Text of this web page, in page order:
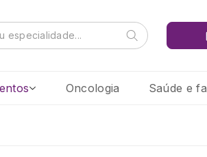
Oncologia Saúde e